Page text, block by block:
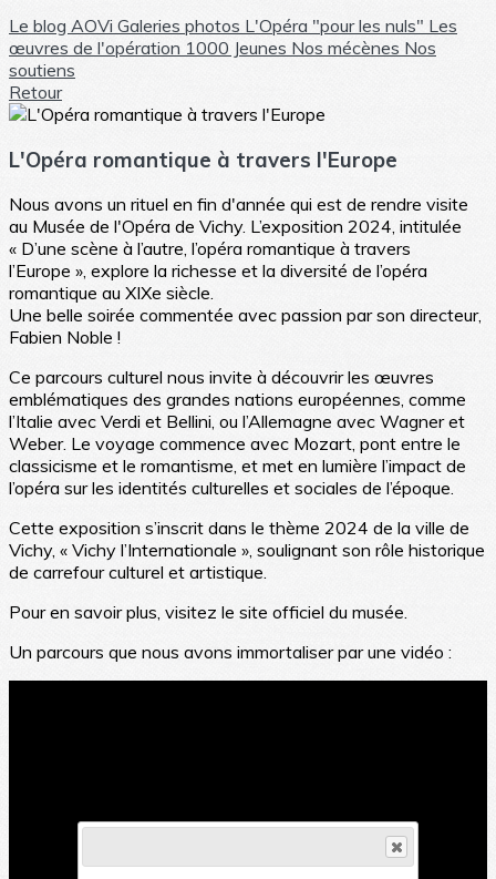
Le blog AOVi Galeries photos L'Opéra "pour les nuls" Les
œuvres de l'opération 1000 Jeunes Nos mécènes Nos
soutiens
Retour
L'Opéra romantique à travers l'Europe
Nous avons un rituel en fin d'année qui est de rendre visite
au Musée de l'Opéra de Vichy. L’exposition 2024, intitulée
« D’une scène à l’autre, l’opéra romantique à travers
l’Europe », explore la richesse et la diversité de l’opéra
romantique au XIXe siècle.
Une belle soirée commentée avec passion par son directeur,
Fabien Noble !
Ce parcours culturel nous invite à découvrir les œuvres
emblématiques des grandes nations européennes, comme
l’Italie avec Verdi et Bellini, ou l’Allemagne avec Wagner et
Weber. Le voyage commence avec Mozart, pont entre le
classicisme et le romantisme, et met en lumière l’impact de
l’opéra sur les identités culturelles et sociales de l’époque.
Cette exposition s’inscrit dans le thème 2024 de la ville de
Vichy, « Vichy l’Internationale », soulignant son rôle historique
de carrefour culturel et artistique.
Pour en savoir plus, visitez le site officiel du musée.
Un parcours que nous avons immortaliser par une vidéo :